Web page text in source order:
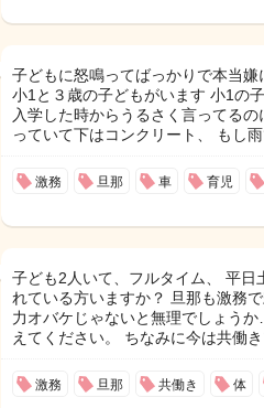
子どもに怒鳴ってばっかりで本当
小1と３歳の子どもがいます 小1の
入学した時からうるさく言ってる
っていて下はコンクリート、 もし
激務 旦那 車 育児
子ども2人いて、フルタイム、 平
れている方いますか？ 旦那も激務
力オバケじゃないと無理でしょう
えてください。 ちなみに今は共働
激務 旦那 共働き 体